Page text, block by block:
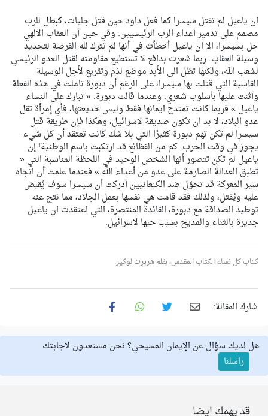
ان ياعيل لم تقتل سيسرا كما فعل داود حين قتل جليات، كبطل للرب
مصمم على تدمير أعداء الرب الرئيسيين. وفي حين أن العقاب الالهي
حل بسيسرا، الا ان ياعيل أخطأت في أنها لم تترك لله الفرصة لتحديد
وسيلة العقاب. ربما شعرت بدافع لا تستطيع مقاومته لقتل العدو الرئيسي
لشعب الله، ولكنها تظل الى الأبد موضع لذم وتقريع لأجل الوسيلة
القاسية التي قتلت بها سيسرا، على الرغم أن دبورة تاملت في هذه الفعلة
وأثنت عليها بأسلوب شعري. وعندما قالت دبورة: « تبارك على النساء
ياعيل » فربما كانت تمتدح ايمانها فقط وليس خديعتها، فأي إمرأة تقل
عدو البلاد، لا بد ان تكون صديقة لاسرائيل، وهكذا فإن طريقة قتل
سيسرا لم تكن تهم دبورة كثيرًا التي بلا شك كانت تعتقد أن كل شيء
يجوز في وقت الحرب. كم من الفظائع قد ارتكبت باسم الوطنية! إن
ياعيل لم تكن تتصور أنها الشخص الوحيد في اللحظة المناسبة التي «
تطبق العدالة الصارمة على عدو من أعداء الله » فعندما علمت أن اتجاه
سير المعركة قد تحوّل ضد الكنعانيين أدركت أن سيسرا سوف يُقبض
عليه ويُقتل، ولذلك فقد قامت هي نفسها بعمل الجلاد، مما نتج عنه
توطيد الصداقة مع دبورة، القائدة المنتصرة، التي اعتقدت ان ياعيل
جديرة بالثناء والمديح بسبب حبها لاسرائيل.
كتاب كل نساء الكتاب المقدس، بقلم هربرت لوكير.
شارك المقالة:
هل لديك سؤال عن الإيمان المسيحي؟ نحن مستعدون لاجابتك
راسلنا
قد يهمك ايضا